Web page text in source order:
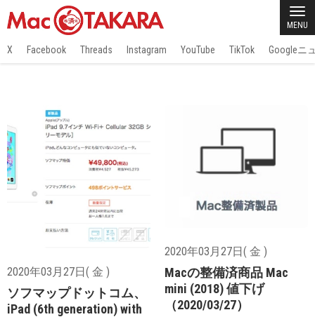
MENU
X Facebook Threads Instagram YouTube TikTok Googleニ
2020年03月27日( 金 )
ソフマップドットコム、
iPad (6th generation) with
2020年03月27日( 金 )
Macの整備済商品 Mac
mini (2018) 値下げ
（2020/03/27）